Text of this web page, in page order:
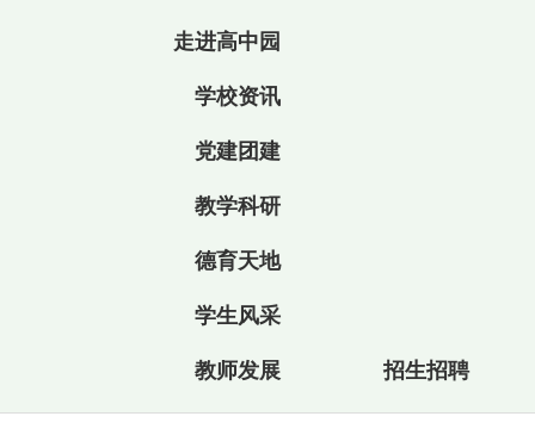
走进高中园
学校资讯
党建团建
教学科研
德育天地
学生风采
教师发展 招生招聘